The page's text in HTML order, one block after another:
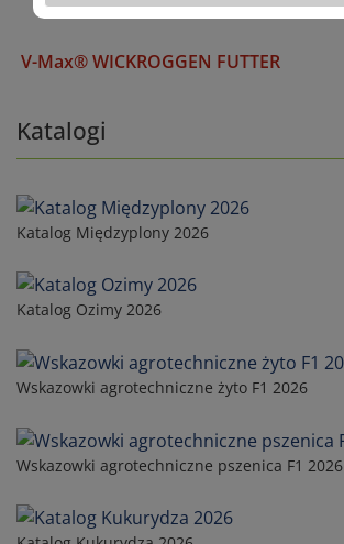
Katalogi
Katalog Międzyplony 2026
Katalog Ozimy 2026
Wskazowki agrotechniczne żyto F1 2026
Wskazowki agrotechniczne pszenica F1 2026
V-Max® WICKROGGEN FUTTER